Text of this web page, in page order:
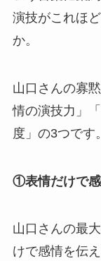
演技がこれほ
か。
山口さんの寡
情の演技力」
度」の3つです。
①表情だけで
山口さんの最
けで感情を伝